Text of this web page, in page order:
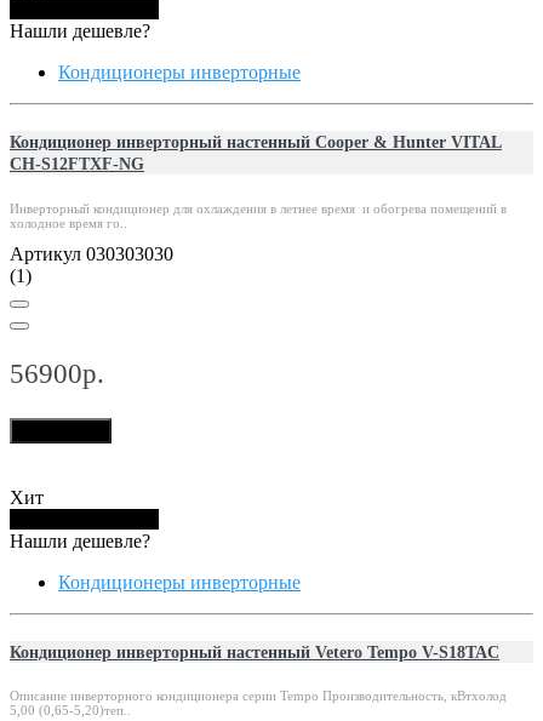
Нашли дешевле?
Кондиционеры инверторные
Кондиционер инверторный настенный Cooper & Hunter VITAL
CH-S12FTXF-NG
Инверторный кондиционер для охлаждения в летнее время и обогрева помещений в
холодное время го..
Артикул 030303030
(1)
56900р.
Хит
Нашли дешевле?
Кондиционеры инверторные
Кондиционер инверторный настенный Vetero Tempo V-S18TAC
Описание инверторного кондиционера серии Tempo Производительность, кВтхолод
5,00 (0,65-5,20)теп..